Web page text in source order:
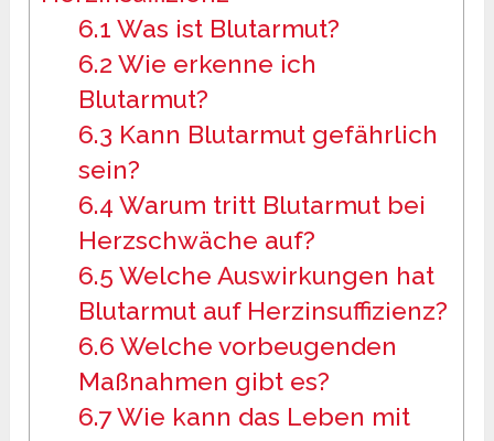
6.1 Was ist Blutarmut?
6.2 Wie erkenne ich
Blutarmut?
6.3 Kann Blutarmut gefährlich
sein?
6.4 Warum tritt Blutarmut bei
Herzschwäche auf?
6.5 Welche Auswirkungen hat
Blutarmut auf Herzinsuffizienz?
6.6 Welche vorbeugenden
Maßnahmen gibt es?
6.7Wie kann das Leben mit